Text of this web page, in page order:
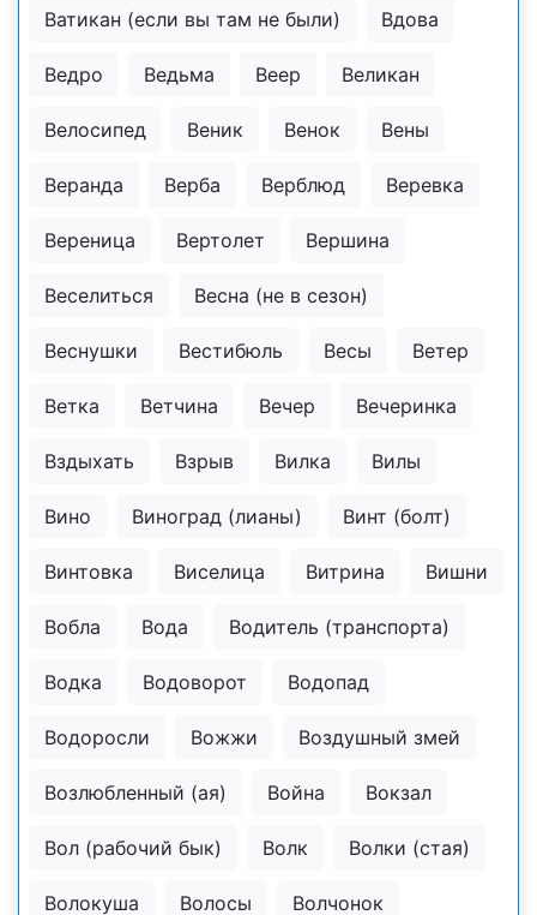
Ватикан (если вы там не были) Вдова
Ведро Ведьма Веер Великан
Велосипед Веник Венок Вены
Веранда Верба Верблюд Веревка
Вереница Вертолет Вершина
Веселиться Весна (не в сезон)
Веснушки Вестибюль Весы Ветер
Ветка Ветчина Вечер Вечеринка
Вздыхать Взрыв Вилка Вилы
Вино Виноград (лианы) Винт (болт)
Винтовка Виселица Витрина Вишни
Вобла Вода Водитель (транспорта)
Водка Водоворот Водопад
Водоросли Вожжи Воздушный змей
Возлюбленный (ая) Война Вокзал
Вол (рабочий бык) Волк Волки (стая)
Волокуша Волосы Волчонок